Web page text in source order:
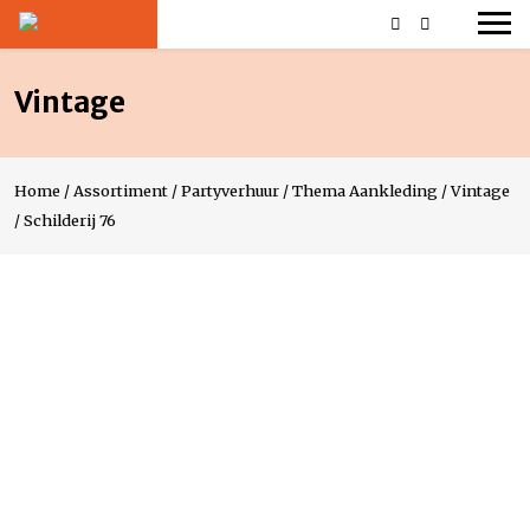
Vintage
Home / Assortiment /Partyverhuur /Thema Aankleding /Vintage
/Schilderij 76